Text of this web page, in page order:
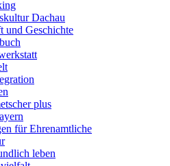
Dachau
und Geschichte
plus
für Ehrenamtliche
leben